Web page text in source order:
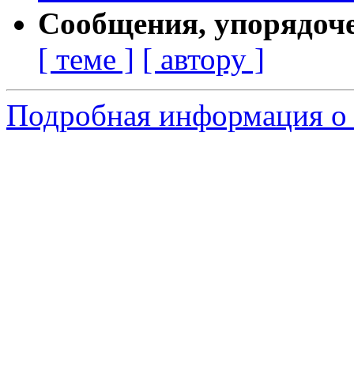
Сообщения,
[ теме ] [ автору ]
Подробная информация